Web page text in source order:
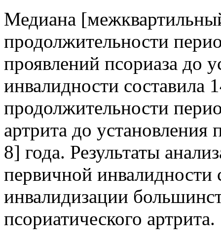
Медиана
продолжительности
проявлений псориаза до
инвалидности
продолжительности
артрита до
8] года. Результаты
первичной инвалидности
инвалидизации
псориатического артрита.